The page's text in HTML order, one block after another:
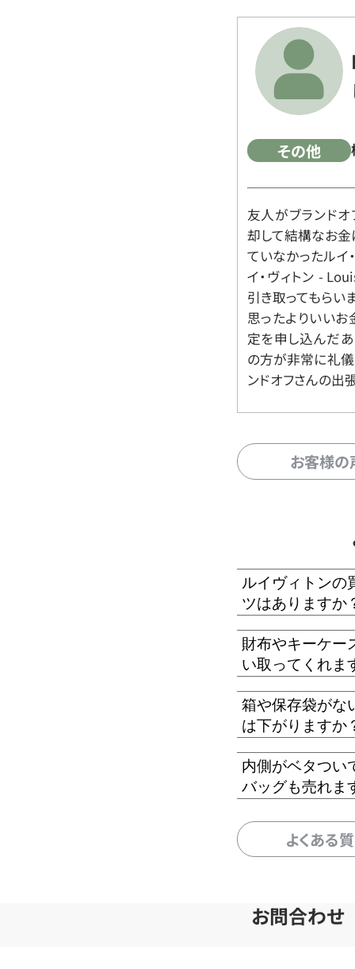
その他
友人がブランド
却して結構なお金
ていなかったルイ
イ・ヴィトン -
引き取ってもらい
思ったよりいいお
定を申し込んだ
の方が非常に礼儀
ンドオフさんの出
お客様
ルイヴィトンの
ツはありますか
財布やキーケー
い取ってくれま
箱や保存袋がな
は下がりますか
内側がベタつい
バッグも売れま
よくある
お問合わせ